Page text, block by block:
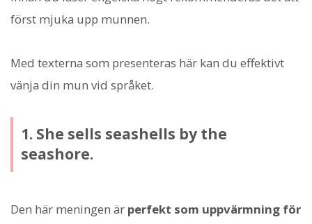
först mjuka upp munnen.
Med texterna som presenteras här kan du effektivt
vänja din mun vid språket.
1. She sells seashells by the
seashore.
Den här meningen är perfekt som uppvärmning för